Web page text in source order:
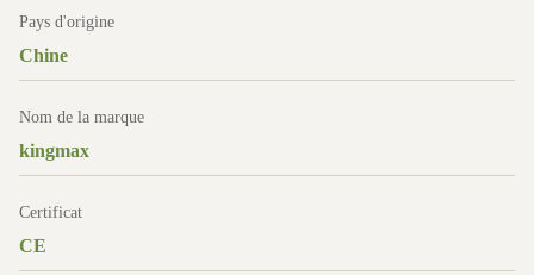
Pays d'origine
Chine
Nom de la marque
kingmax
Certificat
CE